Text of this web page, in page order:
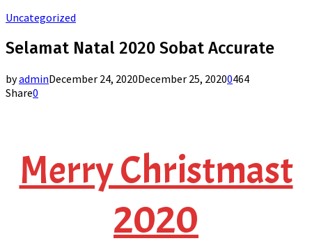
Uncategorized
Selamat Natal 2020 Sobat Accurate
byadminDecember 24, 2020December 25, 20200464
Share0
Merry Christmast
2020